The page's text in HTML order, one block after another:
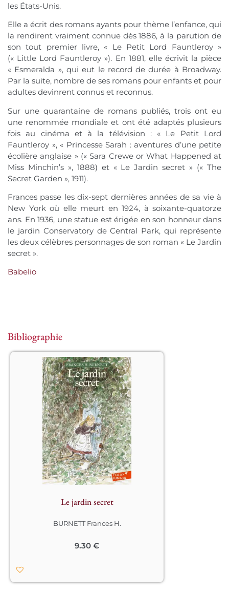
les États-Unis.
Elle a écrit des romans ayants pour thème l’enfance, qui
la rendirent vraiment connue dès 1886, à la parution de
son tout premier livre, « Le Petit Lord Fauntleroy »
(« Little Lord Fauntleroy »). En 1881, elle écrivit la pièce
« Esmeralda », qui eut le record de durée à Broadway.
Par la suite, nombre de ses romans pour enfants et pour
adultes devinrent connus et reconnus.
Sur une quarantaine de romans publiés, trois ont eu
une renommée mondiale et ont été adaptés plusieurs
fois au cinéma et à la télévision : « Le Petit Lord
Fauntleroy », « Princesse Sarah : aventures d’une petite
écolière anglaise » (« Sara Crewe or What Happened at
Miss Minchin’s », 1888) et « Le Jardin secret » (« The
Secret Garden », 1911).
Frances passe les dix-sept dernières années de sa vie à
New York où elle meurt en 1924, à soixante-quatorze
ans. En 1936, une statue est érigée en son honneur dans
le jardin Conservatory de Central Park, qui représente
les deux célèbres personnages de son roman « Le Jardin
secret ».
Babelio
Bibliographie
Privée d’affection, Mary Lennox n’a
jamais appris, dans son extrême
solitude, à sourire ni à aimer. À la mort
de ses parents, emportés par une
épidémie de choléra, Mary quitte son
Inde natale. Exilée dans le manoir
anglais d’un oncle toujours absent,
Mary trouve du réconfort dans
l’amitié. Elle va partager, avec Dickon
et le rouge-gorge, un merveilleux
secret : un jardin oublié de tous, dont
la porte des cœurs…
Le jardin secret
BURNETT Frances H.
9.30 €